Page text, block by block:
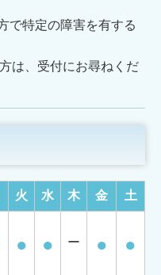
で特定の障害を有する
は、受付にお尋ねくだ
火 水 木 金 土
● ● ー ● ●